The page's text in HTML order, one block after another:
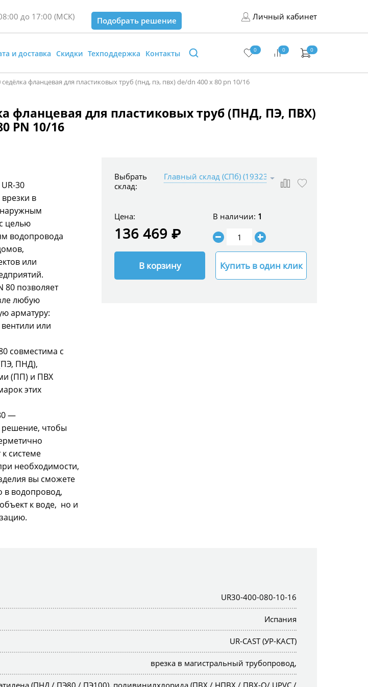
до 17:00 (МСК) Личный кабинет
Подобрать решение
и доставка Скидки Техподдержка Контакты 0 0 0
фланцевая для пластиковых труб (пнд, пэ, пвх) de/dn 400 x 80 pn 10/16
фланцевая для пластиковых труб (ПНД, ПЭ, ПВХ)
PN 10/16
30
в
наружным
целью
водопровода
или
80 позволяет
любую
арматуру:
или
совместима с
ПНД),
(ПП) и ПВХ
этих
—
чтобы
системе
необходимости,
вы сможете
в водопровод,
к воде, но и
Выбрать
склад:
Цена:
136 469 ₽
В наличии: 1
В корзину Купить в один клик
UR30-400-080-10-16
Испания
UR-CAST (УР-КАСТ)
врезка в магистральный трубопровод,